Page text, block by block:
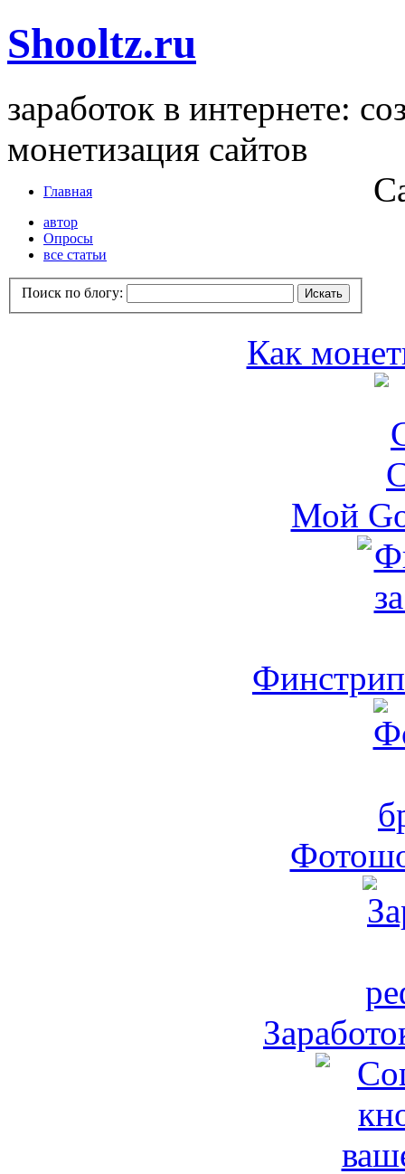
Shooltz.ru
заработок в интернете:
монетизация сайтов
Главная
автор
Опросы
все статьи
Поиск по блогу:
Как
Мой